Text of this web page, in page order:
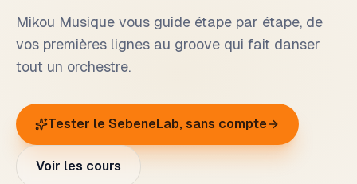
Mikou Musique vous guide étape par étape, de
vos premières lignes au groove qui fait danser
tout un orchestre.
Tester le SebeneLab, sans compte
Voir les cours